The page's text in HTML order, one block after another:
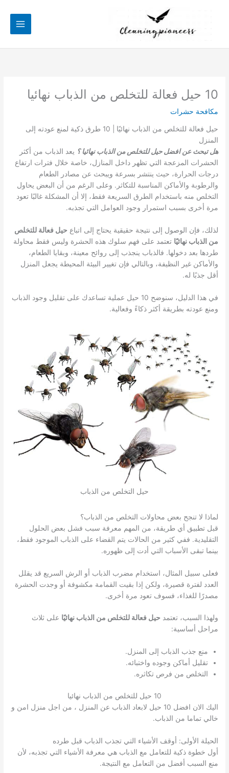
10 حيل فعالة للتخلص من الذباب نهائيا
مكافحة حشرات
حيل فعالة للتخلص من الذباب نهائيًا | 10 طرق ذكية لمنع عودته إلى
المنزل
هل تبحث عن افضل حيل للتخلص من الذباب نهائيا ؟ يعد الذباب من أكثر
الحشرات المزعجة التي تظهر داخل المنازل، خاصة خلال فترات ارتفاع
درجات الحرارة، حيث ينتشر بسرعة ويبحث عن مصادر الطعام
والرطوبة والأماكن المناسبة للتكاثر. وعلى الرغم من أن البعض يحاول
التخلص منه باستخدام الطرق السريعة فقط، إلا أن المشكلة غالبًا تعود
مرة أخرى بسبب استمرار وجود العوامل التي تجذبه.
لذلك، فإن الوصول إلى نتيجة حقيقية يحتاج إلى اتباع حيل فعالة للتخلص
من الذباب نهائيًا تعتمد على فهم سلوك هذه الحشرة وليس فقط محاولة
طردها بعد دخولها. فالذباب ينجذب إلى روائح معينة، وبقايا الطعام،
والأماكن غير النظيفة، وبالتالي فإن تغيير البيئة المحيطة يجعل المنزل
أقل جذبًا له.
في هذا الدليل، سنوضح 10 حيل عملية تساعدك على تقليل وجود الذباب
ومنع عودته بطريقة أكثر ذكاءً وفعالية.
حيل التخلص من الذباب
لماذا لا تنجح بعض محاولات التخلص من الذباب؟
قبل تطبيق أي طريقة، من المهم معرفة سبب فشل بعض الحلول
التقليدية. ففي كثير من الحالات يتم القضاء على الذباب الموجود فقط،
بينما تبقى الأسباب التي أدت إلى ظهوره.
فعلى سبيل المثال، استخدام مضرب الذباب أو الرش السريع قد يقلل
العدد لفترة قصيرة، ولكن إذا بقيت القمامة مكشوفة أو وجدت الحشرة
مصدرًا للغذاء، فسوف تعود مرة أخرى.
ولهذا السبب، تعتمد حيل فعالة للتخلص من الذباب نهائيًا على ثلاث
مراحل أساسية:
منع جذب الذباب إلى المنزل.
تقليل أماكن وجوده واختبائه.
التخلص من فرص تكاثره.
10 حيل للتخلص من الذباب نهائيا
اليك الان افضل 10 حيل لابعاد الذباب عن المنزل ، من اجل منزل امن و
خالي تماما من الذباب.
الحيلة الأولى: أوقف الأشياء التي تجذب الذباب قبل طرده
أول خطوة ذكية للتعامل مع الذباب هي معرفة الأشياء التي تجذبه، لأن
منع السبب أفضل من التعامل مع النتيجة.